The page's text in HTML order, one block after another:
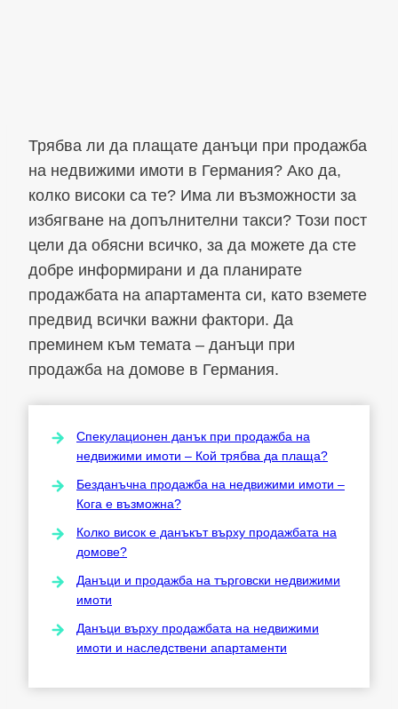
Трябва ли да плащате данъци при продажба
на недвижими имоти в Германия? Ако да,
колко високи са те? Има ли възможности за
избягване на допълнителни такси? Този пост
цели да обясни всичко, за да можете да сте
добре информирани и да планирате
продажбата на апартамента си, като вземете
предвид всички важни фактори. Да
преминем към темата – данъци при
продажба на домове в Германия.
Спекулационен данък при продажба на
недвижими имоти – Кой трябва да плаща?
Безданъчна продажба на недвижими имоти –
Кога е възможна?
Колко висок е данъкът върху продажбата на
домове?
Данъци и продажба на търговски недвижими
имоти
Данъци върху продажбата на недвижими
имоти и наследствени апартаменти